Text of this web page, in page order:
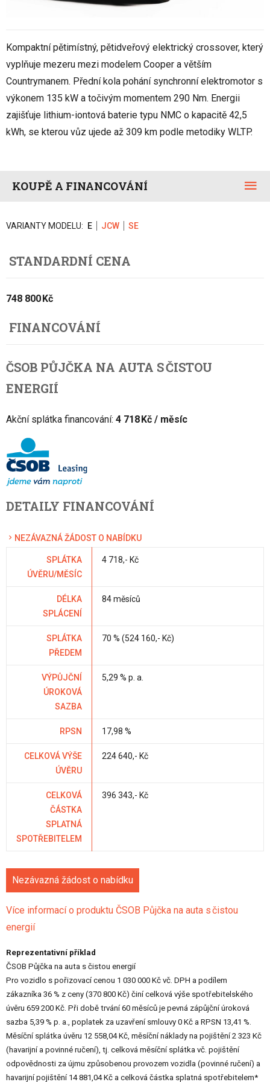
Kompaktní pětimístný, pětidveřový elektrický crossover, který
vyplňuje mezeru mezi modelem Cooper a větším
Countrymanem. Přední kola pohání synchronní elektromotor s
výkonem 135 kW a točivým momentem 290 Nm. Energii
zajišťuje lithium-iontová baterie typu NMC o kapacitě 42,5
kWh, se kterou vůz ujede až 309 km podle metodiky WLTP.
KOUPĚ A FINANCOVÁNÍ
VARIANTY MODELU: E JCW SE
STANDARDNÍ CENA
748 800 Kč
FINANCOVÁNÍ
ČSOB PŮJČKA NA AUTA S ČISTOU
ENERGIÍ
Akční splátka financování: 4 718 Kč / měsíc
DETAILY FINANCOVÁNÍ
NEZÁVAZNÁ ŽÁDOST O NABÍDKU
SPLÁTKA
ÚVĚRU/MĚSÍC
4 718,- Kč
DÉLKA
SPLÁCENÍ
84 měsíců
SPLÁTKA
PŘEDEM
70 % (524 160,- Kč)
VÝPŮJČNÍ
ÚROKOVÁ
SAZBA
5,29 % p. a.
RPSN 17,98 %
CELKOVÁ VÝŠE
ÚVĚRU
224 640,- Kč
CELKOVÁ
ČÁSTKA
SPLATNÁ
SPOTŘEBITELEM
396 343,- Kč
Nezávazná žádost o nabídku
Více informací o produktu ČSOB Půjčka na auta s čistou
energií
Reprezentativní příklad
ČSOB Půjčka na auta s čistou energií
Pro vozidlo s pořizovací cenou 1 030 000 Kč vč. DPH a podílem
zákazníka 36 % z ceny (370 800 Kč) činí celková výše spotřebitelského
úvěru 659 200 Kč. Při době trvání 60 měsíců je pevná zápůjční úroková
sazba 5,39 % p. a., poplatek za uzavření smlouvy 0 Kč a RPSN 13,41 %.
Měsíční splátka úvěru 12 558,04 Kč, měsíční náklady na pojištění 2 323 Kč
(havarijní a povinné ručení), tj. celková měsíční splátka vč. pojištění
odpovědnosti za újmu způsobenou provozem vozidla (povinné ručení) a
havarijní pojištění 14 881,04 Kč a celková částka splatná spotřebitelem*